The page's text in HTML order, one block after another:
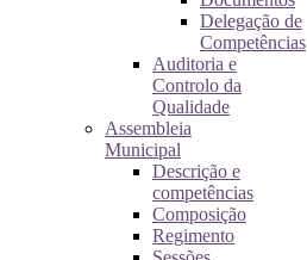
Delegação de
Competências
Auditoria e
Controlo da
Qualidade
Assembleia
Municipal
Descrição e
competências
Composição
Regimento